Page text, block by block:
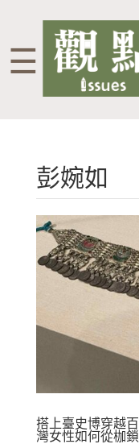
☰
彭婉如
搭上臺史博穿越
灣女性如何從枷